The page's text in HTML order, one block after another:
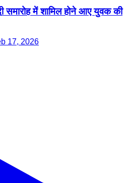
समारोह में शामिल होने आए युवक की
17, 2026